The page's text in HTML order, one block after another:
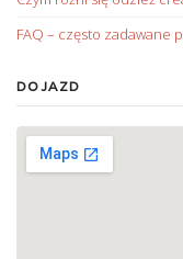
FAQ – często zadawane
DOJAZD